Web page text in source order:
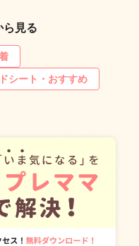
ら見る
シート・おすすめ